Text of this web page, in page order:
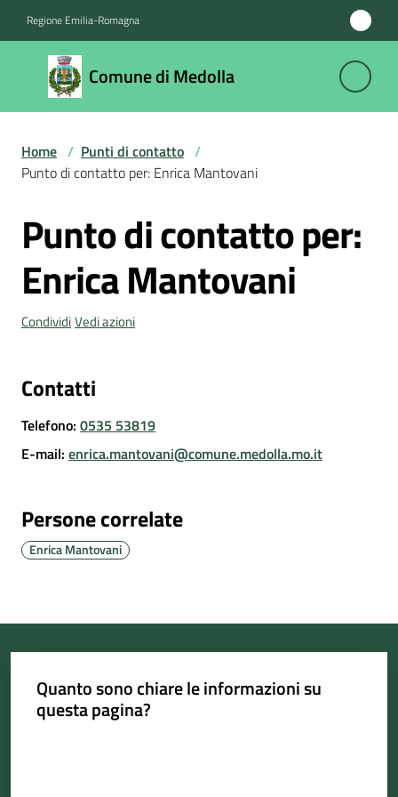
Regione Emilia-Romagna
Comune di Medolla
Comune
di
Medolla
Novità
Servizi
Comune
Associazioni
Newsletter
appuntamento
Sportello
telematico
SUE
Home / Punti di contatto /
Punto di contatto per: Enrica Mantovani
Salta al contenuto
Punto di contatto per:
Enrica Mantovani
CondividiVedi azioni
Contatti
Telefono: 0535 53819
E-mail: enrica.mantovani@comune.medolla.mo.it
Persone correlate
Enrica Mantovani
Quanto sono chiare le informazioni su
questa pagina?